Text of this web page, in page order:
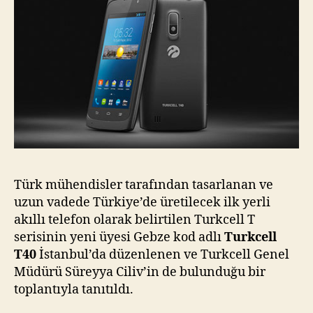
Türk mühendisler tarafından tasarlanan ve
uzun vadede Türkiye’de üretilecek ilk yerli
akıllı telefon olarak belirtilen Turkcell T
serisinin yeni üyesi Gebze kod adlıTurkcell
T40İstanbul’da düzenlenen ve Turkcell Genel
Müdürü Süreyya Ciliv’in de bulunduğu bir
toplantıyla tanıtıldı.